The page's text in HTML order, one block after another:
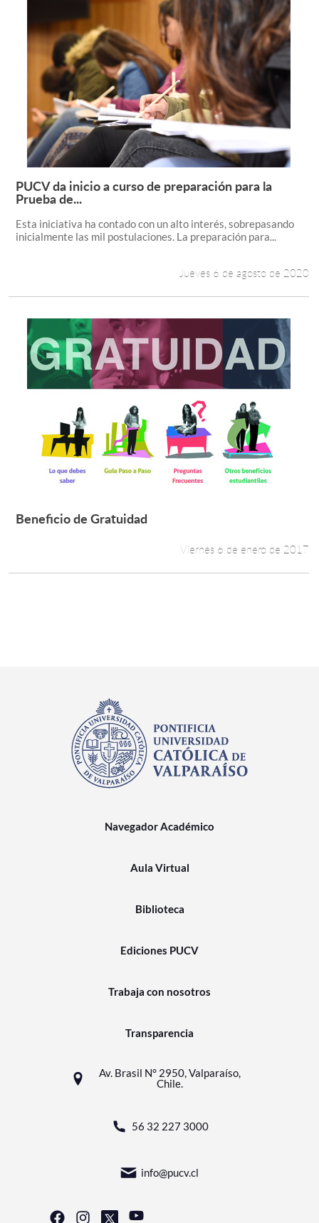
Leer más +
PUCV da inicio a curso de preparación para la
Prueba de...
Esta iniciativa ha contado con un alto interés, sobrepasando
inicialmente las mil postulaciones. La preparación para...
Jueves 6 de agosto de 2020
Beneficio de Gratuidad
Viernes 6 de enero de 2017
Navegador Académico
Aula Virtual
Biblioteca
Ediciones PUCV
Trabaja con nosotros
Transparencia
Av. Brasil N° 2950, Valparaíso,
Chile.
56 32 227 3000
info@pucv.cl